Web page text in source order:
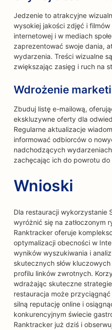
Jedzenie to atrakcyjne
wysokiej jakości zdjęć i filmów
internetowej i w mediach
zaprezentować swoje dania,
wydarzenia. Treści wizualne
zwiększając zasięg i ruch na
Wdrożenie
Zbuduj listę e-mailową,
ekskluzywne oferty dla
Regularne aktualizacje
informować odbiorców o
nadchodzących
zachęcając ich do powrotu do
Wnioski
Dla restauracji wykorzystanie
wyróżnić się na zatłoczonym
Ranktracker oferuje
optymalizacji obecności w
wyników wyszukiwania i
skutecznych słów
profilu linków zwrotnych.
wdrażając skuteczne
restauracja może
silną reputację online i
konkurencyjnym świecie
Ranktracker już dziś i